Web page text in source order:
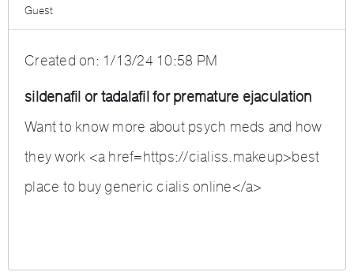
Guest
Created on: 1/13/24 10:58 PM
sildenafil or tadalafil for premature ejaculation
Want to know more about psych meds and how
they work <a href=https://cialiss.makeup>best
place to buy generic cialis online</a>